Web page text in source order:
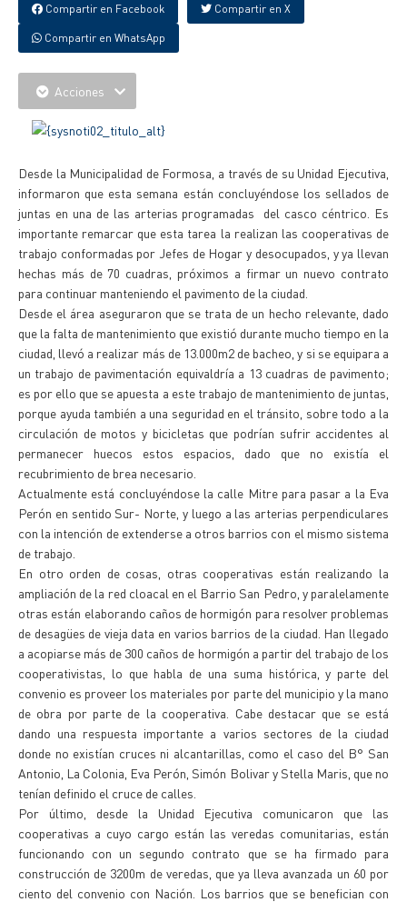
Compartir en Facebook Compartir en X
Compartir en WhatsApp
Acciones
Desde la Municipalidad de Formosa, a través de su Unidad Ejecutiva,
informaron que esta semana están concluyéndose los sellados de
juntas en una de las arterias programadas del casco céntrico. Es
importante remarcar que esta tarea la realizan las cooperativas de
trabajo conformadas por Jefes de Hogar y desocupados, y ya llevan
hechas más de 70 cuadras, próximos a firmar un nuevo contrato
para continuar manteniendo el pavimento de la ciudad.
Desde el área aseguraron que se trata de un hecho relevante, dado
que la falta de mantenimiento que existió durante mucho tiempo en la
ciudad, llevó a realizar más de 13.000m2 de bacheo, y si se equipara a
un trabajo de pavimentación equivaldría a 13 cuadras de pavimento;
es por ello que se apuesta a este trabajo de mantenimiento de juntas,
porque ayuda también a una seguridad en el tránsito, sobre todo a la
circulación de motos y bicicletas que podrían sufrir accidentes al
permanecer huecos estos espacios, dado que no existía el
recubrimiento de brea necesario.
Actualmente está concluyéndose la calle Mitre para pasar a la Eva
Perón en sentido Sur- Norte, y luego a las arterias perpendiculares
con la intención de extenderse a otros barrios con el mismo sistema
de trabajo.
En otro orden de cosas, otras cooperativas están realizando la
ampliación de la red cloacal en el Barrio San Pedro, y paralelamente
otras están elaborando caños de hormigón para resolver problemas
de desagües de vieja data en varios barrios de la ciudad. Han llegado
a acopiarse más de 300 caños de hormigón a partir del trabajo de los
cooperativistas, lo que habla de una suma histórica, y parte del
convenio es proveer los materiales por parte del municipio y la mano
de obra por parte de la cooperativa. Cabe destacar que se está
dando una respuesta importante a varios sectores de la ciudad
donde no existían cruces ni alcantarillas, como el caso del B° San
Antonio, La Colonia, Eva Perón, Simón Bolivar y Stella Maris, que no
tenían definido el cruce de calles.
Por último, desde la Unidad Ejecutiva comunicaron que las
cooperativas a cuyo cargo están las veredas comunitarias, están
funcionando con un segundo contrato que se ha firmado para
construcción de 3200m de veredas, que ya lleva avanzada un 60 por
ciento del convenio con Nación. Los barrios que se benefician con